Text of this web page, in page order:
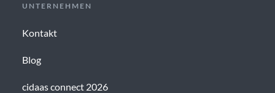
UNTERNEHMEN
Kontakt
Blog
cidaas connect 2026